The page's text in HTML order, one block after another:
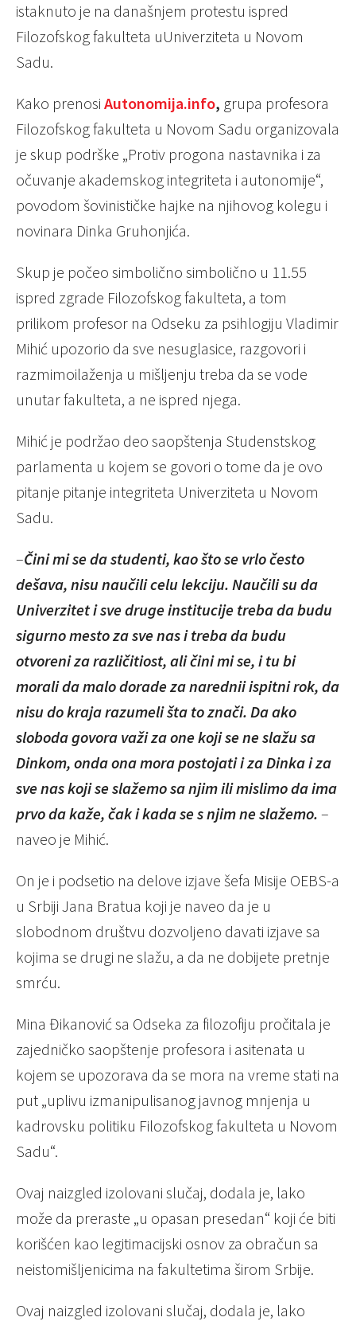
istaknuto je na današnjem protestu ispred
Filozofskog fakulteta uUniverziteta u Novom
Sadu.
Kako prenosi Autonomija.info, grupa profesora
Filozofskog fakulteta u Novom Sadu organizovala
je skup podrške „Protiv progona nastavnika i za
očuvanje akademskog integriteta i autonomije“,
povodom šovinističke hajke na njihovog kolegu i
novinara Dinka Gruhonjića.
Skup je počeo simbolično simbolično u 11.55
ispred zgrade Filozofskog fakulteta, a tom
prilikom profesor na Odseku za psihlogiju Vladimir
Mihić upozorio da sve nesuglasice, razgovori i
razmimoilaženja u mišljenju treba da se vode
unutar fakulteta, a ne ispred njega.
Mihić je podržao deo saopštenja Studenstskog
parlamenta u kojem se govori o tome da je ovo
pitanje pitanje integriteta Univerziteta u Novom
Sadu.
–Čini mi se da studenti, kao što se vrlo često
dešava, nisu naučili celu lekciju. Naučili su da
Univerzitet i sve druge institucije treba da budu
sigurno mesto za sve nas i treba da budu
otvoreni za različitiost, ali čini mi se, i tu bi
morali da malo dorade za narednii ispitni rok, da
nisu do kraja razumeli šta to znači. Da ako
sloboda govora važi za one koji se ne slažu sa
Dinkom, onda ona mora postojati i za Dinka i za
sve nas koji se slažemo sa njim ili mislimo da ima
prvo da kaže, čak i kada se s njim ne slažemo. –
naveo je Mihić.
On je i podsetio na delove izjave šefa Misije OEBS-a
u Srbiji Jana Bratua koji je naveo da je u
slobodnom društvu dozvoljeno davati izjave sa
kojima se drugi ne slažu, a da ne dobijete pretnje
smrću.
Mina Đikanović sa Odseka za filozofiju pročitala je
zajedničko saopštenje profesora i asitenata u
kojem se upozorava da se mora na vreme stati na
put „uplivu izmanipulisanog javnog mnjenja u
kadrovsku politiku Filozofskog fakulteta u Novom
Sadu“.
Ovaj naizgled izolovani slučaj, dodala je, lako
može da preraste „u opasan presedan“ koji će biti
korišćen kao legitimacijski osnov za obračun sa
neistomišljenicima na fakultetima širom Srbije.
Ovaj naizgled izolovani slučaj, dodala je, lako